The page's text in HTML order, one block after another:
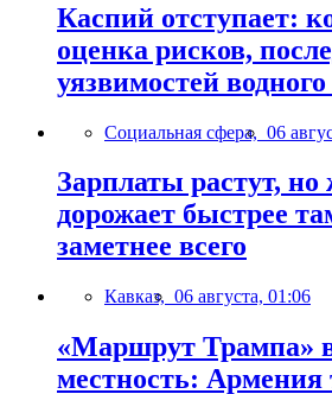
Каспий отступает:
оценка рисков,
уязвимостей
Социальная сфера, 06
Зарплаты растут, но
дорожает быстрее
заметнее всего
Кавказ, 06 августа, 01:06
«Маршрут Трампа»
местность: Армения